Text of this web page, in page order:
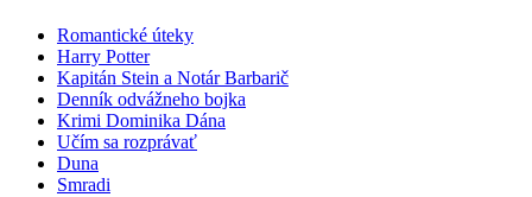
Romantické úteky
Harry Potter
Kapitán Stein a Notár Barbarič
Denník odvážneho bojka
Krimi Dominika Dána
Učím sa rozprávať
Duna
Smradi